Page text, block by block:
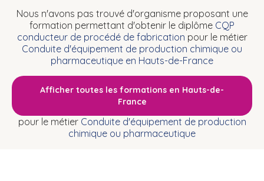
Nous n'avons pas trouvé d'organisme proposant une
formation permettant d'obtenir le diplôme CQP
conducteur de procédé de fabrication pour le métier
Conduite d'équipement de production chimique ou
pharmaceutique en Hauts-de-France
Afficher toutes les formations en Hauts-de-
France
pour le métier Conduite d'équipement de production
chimique ou pharmaceutique